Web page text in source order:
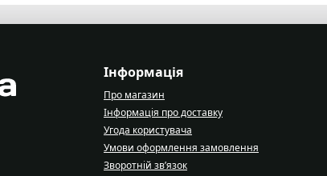
Інформація
Про магазин
Інформація про доставку
Угода користувача
Умови оформлення замовлення
Зворотній зв’язок